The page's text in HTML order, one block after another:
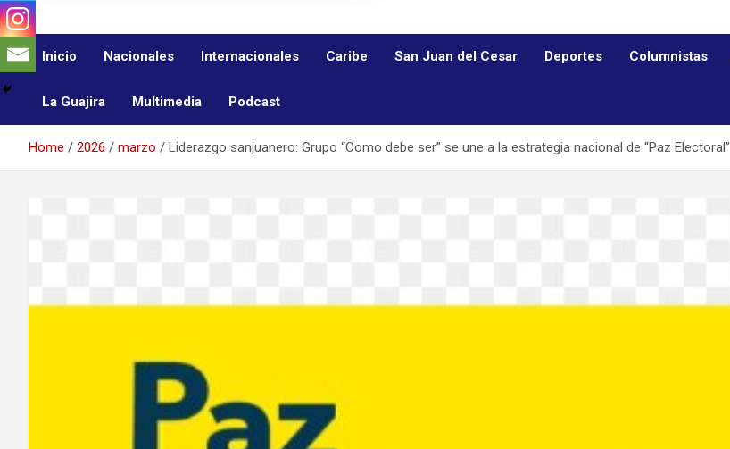
Gente Cultura y Pueblo
Es mejor molestar con la verdad que agradar con adulaciones
Inicio Nacionales Internacionales Caribe San Juan del Cesar Deportes Columnistas
La Guajira Multimedia Podcast
Home 2026 marzo Liderazgo sanjuanero: Grupo “Como debe ser” se une a la estrategia nacional de “Paz Electoral”